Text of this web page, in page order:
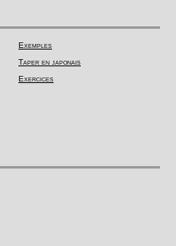
Exemples
Taper en japonais
Exercices